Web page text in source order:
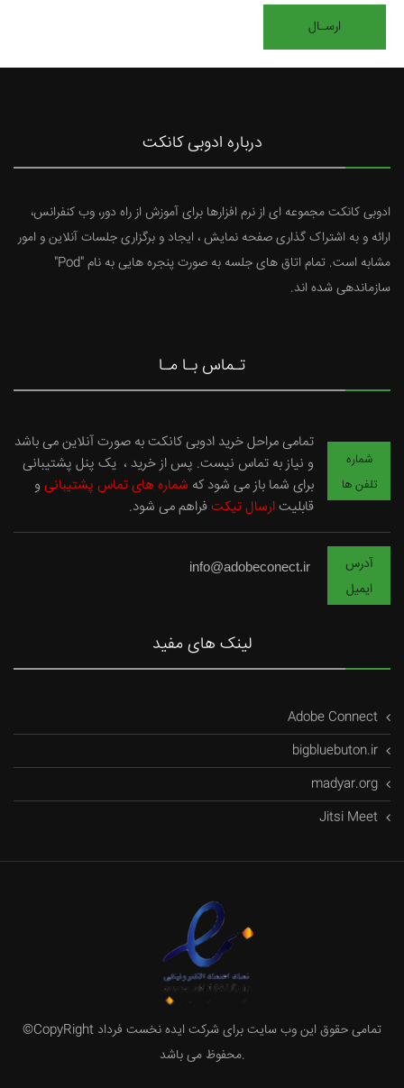
درباره ادوبی کانکت
ادوبی کانکت مجموعه ای از نرم افزارها برای آموزش از راه دور، وب کنفرانس،
ارائه و به اشتراک گذاری صفحه نمایش ، ایجاد و برگزاری جلسات آنلاین و امور
مشابه است. تمام اتاق های جلسه به صورت پنجره هایی به نام "Pod"
سازماندهی شده اند.
تـماس بـا مـا
شماره
تلفن ها
تمامی مراحل خرید ادوبی کانکت به صورت آنلاین می باشد
و نیاز به تماس نیست. پس از خرید ، یک پنل پشتیبانی
برای شما باز می شود که شماره های تماس پشتیبانی و
قابلیتارسال تیکتفراهم می شود.
آدرس
ایمیل
info@adobeconect.ir
لینک های مفید
Adobe Connect
bigbluebuton.ir
madyar.org
Jitsi Meet
©CopyRight تمامی حقوق این وب سایت برای شرکت ایده نخست فرداد
محفوظ می باشد.